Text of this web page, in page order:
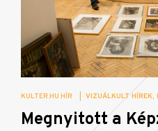
KULTER.HU HÍR VIZUÁLKULT HÍREK
Megnyitott a